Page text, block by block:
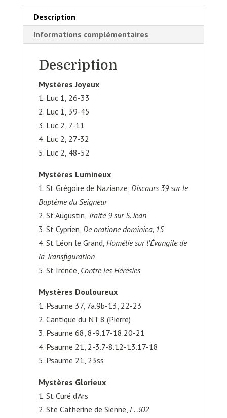
Moniales
de
saint
Description
Informations complémentaires
Description
Mystères Joyeux
1. Luc 1, 26-33
2. Luc 1, 39-45
3. Luc 2, 7-11
4. Luc 2, 27-32
5. Luc 2, 48-52
Mystères Lumineux
1. St Grégoire de Nazianze, Discours 39 sur le
Baptême du Seigneur
2. St Augustin, Traité 9 sur S. Jean
3. St Cyprien, De oratione dominica, 15
4. St Léon le Grand, Homélie sur l’Évangile de
la Transfiguration
5. St Irénée, Contre les Hérésies
Mystères Douloureux
1. Psaume 37, 7a.9b-13, 22-23
2. Cantique du NT 8 (Pierre)
3. Psaume 68, 8-9.17-18.20-21
4. Psaume 21, 2-3.7-8.12-13.17-18
5. Psaume 21, 23ss
Mystères Glorieux
1. St Curé d’Ars
2. Ste Catherine de Sienne, L. 302